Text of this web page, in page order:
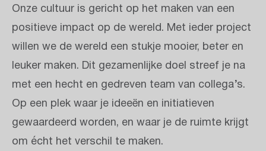
Onze cultuur is gericht op het maken van een
positieve impact op de wereld. Met ieder project
willen we de wereld een stukje mooier, beter en
leuker maken. Dit gezamenlijke doel streef je na
met een hecht en gedreven team van collega’s.
Op een plek waar je ideeën en initiatieven
gewaardeerd worden, en waar je de ruimte krijgt
om écht het verschil te maken.